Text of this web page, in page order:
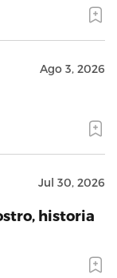
Ago 3, 2026
Jul 30, 2026
historia